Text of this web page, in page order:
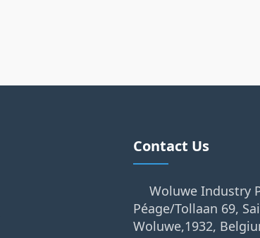
Contact Us
Woluwe Industry
Péage/Tollaan 69,
Woluwe,1932,